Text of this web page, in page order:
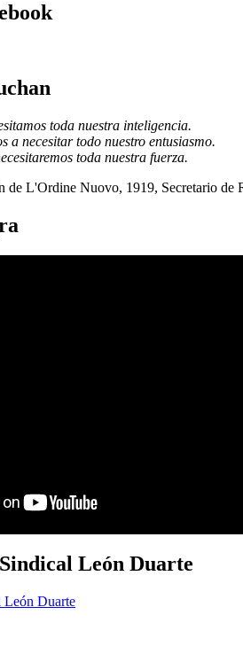
toda nuestra inteligencia.
a necesitar todo nuestro entusiasmo.
toda nuestra fuerza.
de L'Ordine Nuovo, 1919, Secretario de
León Duarte